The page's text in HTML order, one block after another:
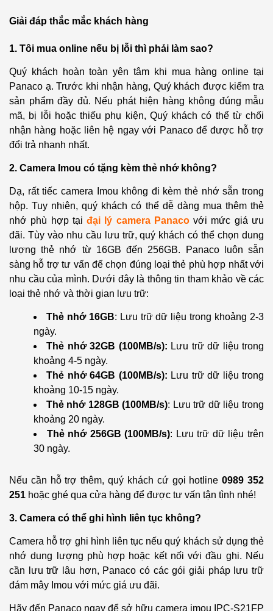
Giải đáp thắc mắc khách hàng
1. Tôi mua online nếu bị lỗi thì phải làm sao?
Quý khách hoàn toàn yên tâm khi mua hàng online tại
Panaco ạ. Trước khi nhận hàng, Quý khách được kiểm tra
sản phẩm đầy đủ. Nếu phát hiện hàng không đúng mẫu
mã, bị lỗi hoặc thiếu phụ kiện, Quý khách có thể từ chối
nhận hàng hoặc liên hệ ngay với Panaco để được hỗ trợ
đổi trả nhanh nhất.
2. Camera Imou có tặng kèm thẻ nhớ không?
Dạ, rất tiếc camera Imou không đi kèm thẻ nhớ sẵn trong
hộp. Tuy nhiên, quý khách có thể dễ dàng mua thêm thẻ
nhớ phù hợp tạiđại lý camera Panacovới mức giá ưu
đãi. Tùy vào nhu cầu lưu trữ, quý khách có thể chọn dung
lượng thẻ nhớ từ 16GB đến 256GB. Panaco luôn sẵn
sàng hỗ trợ tư vấn để chọn đúng loại thẻ phù hợp nhất với
nhu cầu của mình. Dưới đây là thông tin tham khảo về các
loại thẻ nhớ và thời gian lưu trữ:
Thẻ nhớ 16GB: Lưu trữ dữ liệu trong khoảng 2-3
ngày.
Thẻ nhớ 32GB (100MB/s): Lưu trữ dữ liệu trong
khoảng 4-5 ngày.
Thẻ nhớ 64GB (100MB/s): Lưu trữ dữ liệu trong
khoảng 10-15 ngày.
Thẻ nhớ 128GB (100MB/s): Lưu trữ dữ liệu trong
khoảng 20 ngày.
Thẻ nhớ 256GB (100MB/s): Lưu trữ dữ liệu trên
30 ngày.
Nếu cần hỗ trợ thêm, quý khách cứ gọi hotline0989 352
251 hoặc ghé qua cửa hàng để được tư vấn tận tình nhé!
3. Camera có thể ghi hình liên tục không?
Camera hỗ trợ ghi hình liên tục nếu quý khách sử dụng thẻ
nhớ dung lượng phù hợp hoặc kết nối với đầu ghi. Nếu
cần lưu trữ lâu hơn, Panaco có các gói giải pháp lưu trữ
đám mây Imou với mức giá ưu đãi.
Hãy đến Panaco ngay để sở hữu camera imou IPC-S21FP